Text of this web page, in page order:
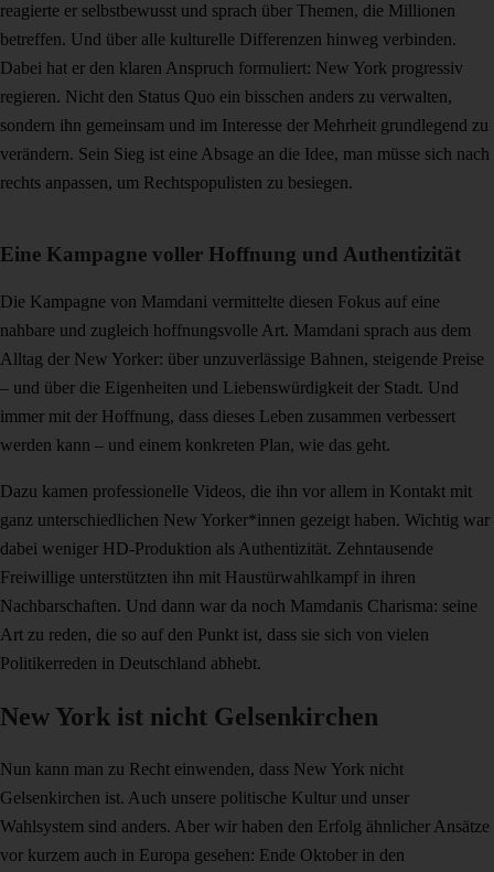
reagierte er selbstbewusst und sprach über Themen, die Millionen
betreffen. Und über alle kulturelle Differenzen hinweg verbinden.
Dabei hat er den klaren Anspruch formuliert: New York progressiv
regieren. Nicht den Status Quo ein bisschen anders zu verwalten,
sondern ihn gemeinsam und im Interesse der Mehrheit grundlegend zu
verändern. Sein Sieg ist eine Absage an die Idee, man müsse sich nach
rechts anpassen, um Rechtspopulisten zu besiegen.
Eine Kampagne voller Hoffnung und Authentizität
Die Kampagne von Mamdani vermittelte diesen Fokus auf eine
nahbare und zugleich hoffnungsvolle Art. Mamdani sprach aus dem
Alltag der New Yorker: über unzuverlässige Bahnen, steigende Preise
– und über die Eigenheiten und Liebenswürdigkeit der Stadt. Und
immer mit der Hoffnung, dass dieses Leben zusammen verbessert
werden kann – und einem konkreten Plan, wie das geht.
Dazu kamen professionelle Videos, die ihn vor allem in Kontakt mit
ganz unterschiedlichen New Yorker*innen gezeigt haben. Wichtig war
dabei weniger HD-Produktion als Authentizität. Zehntausende
Freiwillige unterstützten ihn mit Haustürwahlkampf in ihren
Nachbarschaften. Und dann war da noch Mamdanis Charisma: seine
Art zu reden, die so auf den Punkt ist, dass sie sich von vielen
Politikerreden in Deutschland abhebt.
New York ist nicht Gelsenkirchen
Nun kann man zu Recht einwenden, dass New York nicht
Gelsenkirchen ist. Auch unsere politische Kultur und unser
Wahlsystem sind anders. Aber wir haben den Erfolg ähnlicher Ansätze
vor kurzem auch in Europa gesehen: Ende Oktober in den